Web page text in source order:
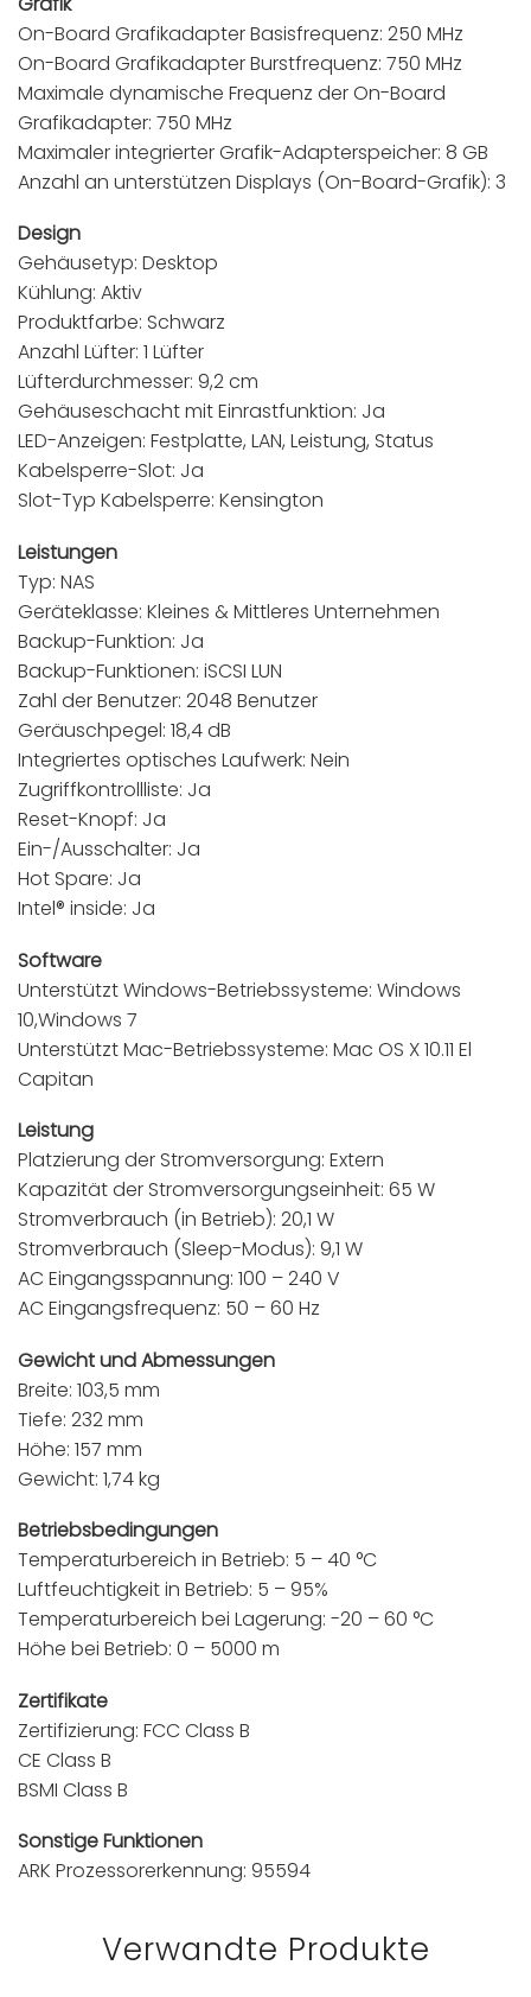
On-Board Grafikadapter Basisfrequenz: 250 MHz
On-Board Grafikadapter Burstfrequenz: 750 MHz
Maximale dynamische Frequenz der On-Board
Grafikadapter: 750 MHz
Maximaler integrierter Grafik-Adapterspeicher: 8 GB
Anzahl an unterstützen Displays (On-Board-Grafik): 3
Design
Gehäusetyp: Desktop
Kühlung: Aktiv
Produktfarbe: Schwarz
Anzahl Lüfter: 1 Lüfter
Lüfterdurchmesser: 9,2 cm
Gehäuseschacht mit Einrastfunktion: Ja
LED-Anzeigen: Festplatte, LAN, Leistung, Status
Kabelsperre-Slot: Ja
Slot-Typ Kabelsperre: Kensington
Leistungen
Typ: NAS
Geräteklasse: Kleines & Mittleres Unternehmen
Backup-Funktion: Ja
Backup-Funktionen: iSCSI LUN
Zahl der Benutzer: 2048 Benutzer
Geräuschpegel: 18,4 dB
Integriertes optisches Laufwerk: Nein
Zugriffkontrollliste: Ja
Reset-Knopf: Ja
Ein-/Ausschalter: Ja
Hot Spare: Ja
Intel® inside: Ja
Software
Unterstützt Windows-Betriebssysteme: Windows
10,Windows 7
Unterstützt Mac-Betriebssysteme: Mac OS X 10.11 El
Capitan
Leistung
Platzierung der Stromversorgung: Extern
Kapazität der Stromversorgungseinheit: 65 W
Stromverbrauch (in Betrieb): 20,1 W
Stromverbrauch (Sleep-Modus): 9,1 W
AC Eingangsspannung: 100 – 240 V
AC Eingangsfrequenz: 50 – 60 Hz
Gewicht und Abmessungen
Breite: 103,5 mm
Tiefe: 232 mm
Höhe: 157 mm
Gewicht: 1,74 kg
Betriebsbedingungen
Temperaturbereich in Betrieb: 5 – 40 °C
Luftfeuchtigkeit in Betrieb: 5 – 95%
Temperaturbereich bei Lagerung: -20 – 60 °C
Höhe bei Betrieb: 0 – 5000 m
Zertifikate
Zertifizierung: FCC Class B
CE Class B
BSMI Class B
Sonstige Funktionen
ARK Prozessorerkennung: 95594
Verwandte Produkte